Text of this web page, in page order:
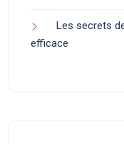
Les secrets
efficace